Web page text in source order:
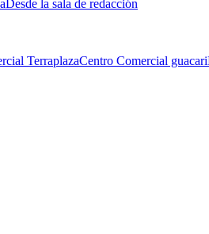
Desde la sala de redacción
TerraplazaCentro Comercial guacari